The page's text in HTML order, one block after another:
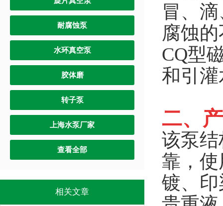
耐腐蚀泵
水环真空泵
胶体磨
转子泵
上海水泵厂家
查看全部
相关文章
冒、
腐蚀
CQ型
和引
二、
该泵
靠，
镀、